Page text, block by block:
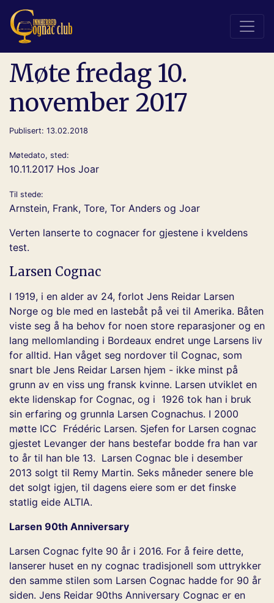
Møte fredag 10.
november 2017
Publisert: 13.02.2018
Møtedato, sted:
10.11.2017 Hos Joar
Til stede:
Arnstein, Frank, Tore, Tor Anders og Joar
Verten lanserte to cognacer for gjestene i kveldens
test.
Larsen Cognac
I 1919, i en alder av 24, forlot Jens Reidar Larsen
Norge og ble med en lastebåt på vei til Amerika. Båten
viste seg å ha behov for noen store reparasjoner og en
lang mellomlanding i Bordeaux endret unge Larsens liv
for alltid. Han våget seg nordover til Cognac, som
snart ble Jens Reidar Larsen hjem - ikke minst på
grunn av en viss ung fransk kvinne. Larsen utviklet en
ekte lidenskap for Cognac, og i 1926 tok han i bruk
sin erfaring og grunnla Larsen Cognachus. I 2000
møtte ICC Frédéric Larsen. Sjefen for Larsen cognac
gjestet Levanger der hans bestefar bodde fra han var
to år til han ble 13. Larsen Cognac ble i desember
2013 solgt til Remy Martin. Seks måneder senere ble
det solgt igjen, til dagens eiere som er det finske
statlig eide ALTIA.
Larsen 90th Anniversary
Larsen Cognac fylte 90 år i 2016. For å feire dette,
lanserer huset en ny cognac tradisjonell som uttrykker
den samme stilen som Larsen Cognac hadde for 90 år
siden. Jens Reidar 90ths Anniversary Cognac er en